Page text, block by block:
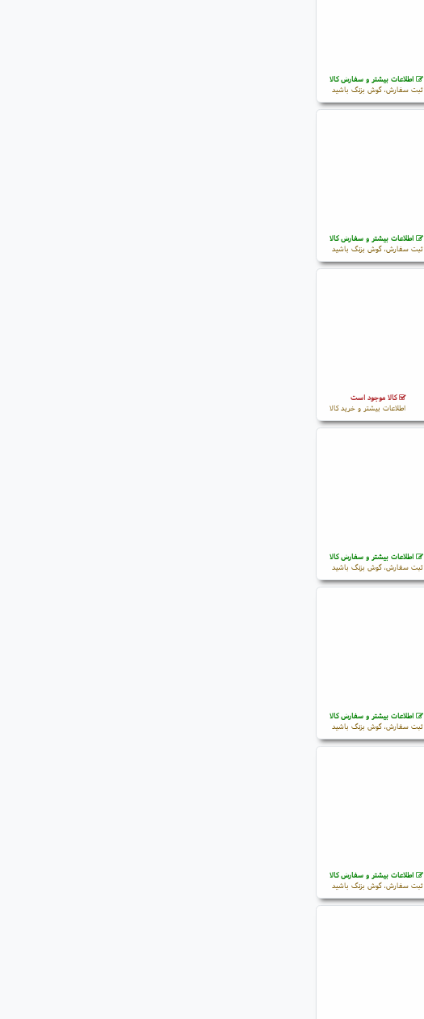
اطلاعات بیشتر و سفارش کالا
ثبت سفارش، گوش بزنگ باشید
اطلاعات بیشتر و سفارش کالا
ثبت سفارش، گوش بزنگ باشید
کالا موجود است
اطلاعات بیشتر و خرید کالا
اطلاعات بیشتر و سفارش کالا
ثبت سفارش، گوش بزنگ باشید
اطلاعات بیشتر و سفارش کالا
ثبت سفارش، گوش بزنگ باشید
اطلاعات بیشتر و سفارش کالا
ثبت سفارش، گوش بزنگ باشید